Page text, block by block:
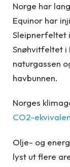
Norge har
Equinor har
Sleipnerfeltet
Snøhvitfeltet i
naturgassen
havbunnen.
Norges
CO2-
Olje- og
lyst ut flere